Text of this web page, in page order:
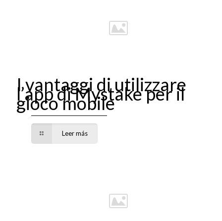
I vantaggi di utilizzare
l’app di Mystake per il
gioco mobile
Leer más